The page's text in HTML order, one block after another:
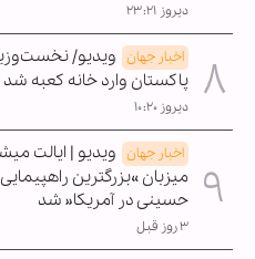
دیروز ۲۳:۲۱
اخبار جهان ویدیو/
پاکستان وارد خانه کعبه شد
دیروز ۱۰:۲۰
اخبار جهان ویدیو | ایالت
میزبان »بزرگترین
حسینی در آمریکا« شد
۳ روز قبل